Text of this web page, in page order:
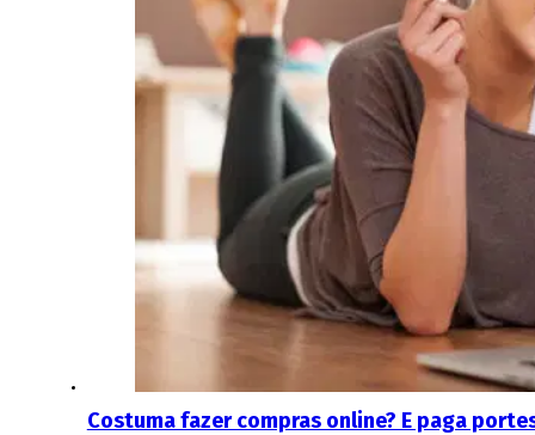
Costuma fazer compras online? E paga